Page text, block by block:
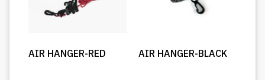
AIR HANGER-RED AIR HANGER-BLACK